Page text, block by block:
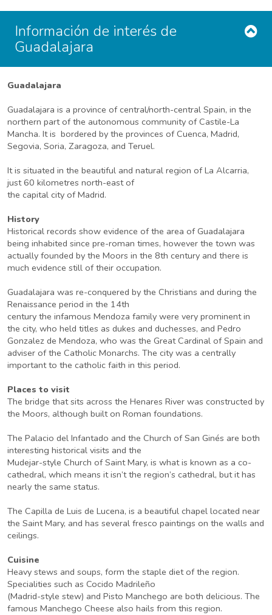
Información de interés de
Guadalajara
Guadalajara
Guadalajara is a province of central/north-central Spain, in the
northern part of the autonomous community of Castile-La
Mancha. It is bordered by the provinces of Cuenca, Madrid,
Segovia, Soria, Zaragoza, and Teruel.
It is situated in the beautiful and natural region of La Alcarria,
just 60 kilometres north-east of
the capital city of Madrid.
History
Historical records show evidence of the area of Guadalajara
being inhabited since pre-roman times, however the town was
actually founded by the Moors in the 8th century and there is
much evidence still of their occupation.
Guadalajara was re-conquered by the Christians and during the
Renaissance period in the 14th
century the infamous Mendoza family were very prominent in
the city, who held titles as dukes and duchesses, and Pedro
Gonzalez de Mendoza, who was the Great Cardinal of Spain and
adviser of the Catholic Monarchs. The city was a centrally
important to the catholic faith in this period.
Places to visit
The bridge that sits across the Henares River was constructed by
the Moors, although built on Roman foundations.
The Palacio del Infantado and the Church of San Ginés are both
interesting historical visits and the
Mudejar-style Church of Saint Mary, is what is known as a co-
cathedral, which means it isn’t the region’s cathedral, but it has
nearly the same status.
The Capilla de Luis de Lucena, is a beautiful chapel located near
the Saint Mary, and has several fresco paintings on the walls and
ceilings.
Cuisine
Heavy stews and soups, form the staple diet of the region.
Specialities such as Cocido Madrileño
(Madrid-style stew) and Pisto Manchego are both delicious. The
famous Manchego Cheese also hails from this region.